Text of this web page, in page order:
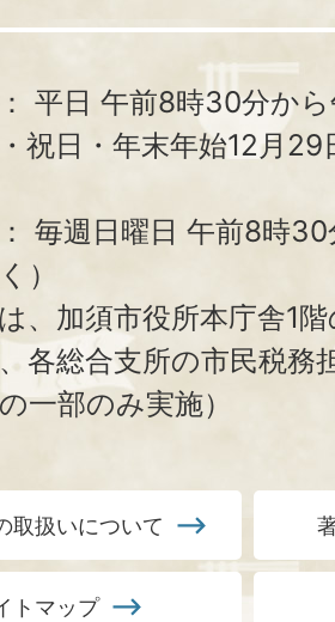
平日 午前8時30分か
祝日・年末年始12月
毎週日曜日 午前8時
）
、加須市役所本庁舎1
各総合支所の市民税務
一部のみ実施）
取扱いについて
トマップ